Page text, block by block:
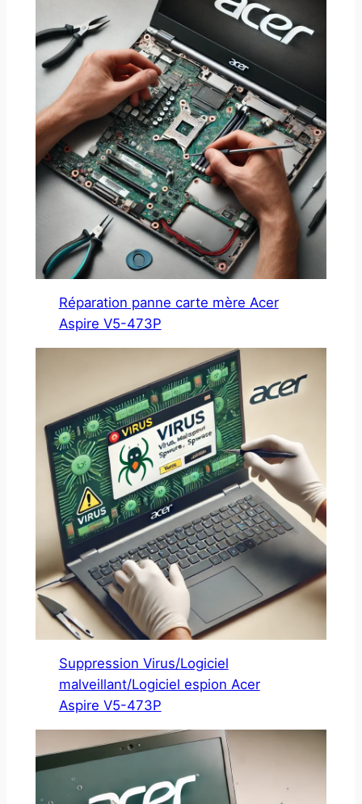
Réparation panne carte mère Acer
Aspire V5-473P
Suppression Virus/Logiciel
malveillant/Logiciel espion Acer
Aspire V5-473P